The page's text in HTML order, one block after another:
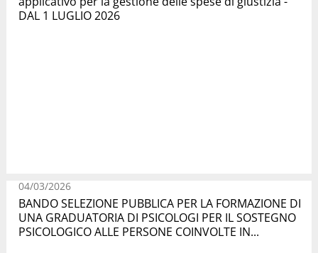
DAL 1 LUGLIO 2026
04/03/2026
BANDO SELEZIONE PUBBLICA PER LA FORMAZIONE DI
UNA GRADUATORIA DI PSICOLOGI PER IL SOSTEGNO
PSICOLOGICO ALLE PERSONE COINVOLTE IN...